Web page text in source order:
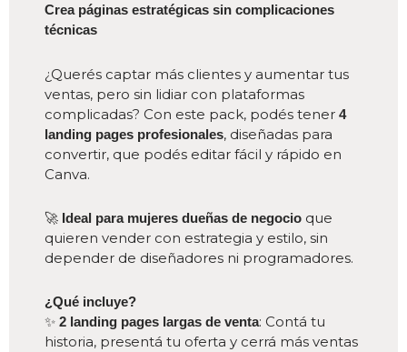
Crea páginas estratégicas sin complicaciones
técnicas
¿Querés captar más clientes y aumentar tus
ventas, pero sin lidiar con plataformas
complicadas? Con este pack, podés tener 4
landing pages profesionales, diseñadas para
convertir, que podés editar fácil y rápido en
Canva.
🚀 Ideal para mujeres dueñas de negocio que
quieren vender con estrategia y estilo, sin
depender de diseñadores ni programadores.
¿Qué incluye?
✨ 2 landing pages largas de venta: Contá tu
historia, presentá tu oferta y cerrá más ventas